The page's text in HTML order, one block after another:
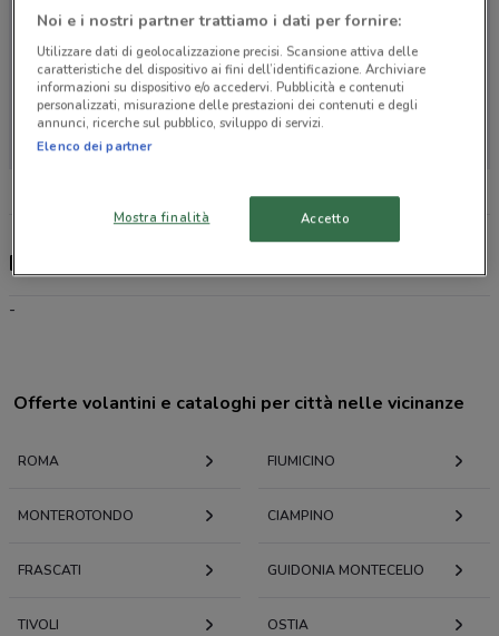
Non ci sono negozi nelle vicinanze
Engie, offerte e negozi
-
Offerte volantini e cataloghi per città nelle vicinanze
ROMA FIUMICINO
MONTEROTONDO CIAMPINO
FRASCATI GUIDONIA MONTECELIO
TIVOLI OSTIA
Noi e i nostri partner trattiamo i dati per fornire:
Utilizzare dati di geolocalizzazione precisi. Scansione attiva delle
caratteristiche del dispositivo ai fini dell’identificazione. Archiviare
informazioni su dispositivo e/o accedervi. Pubblicità e contenuti
personalizzati, misurazione delle prestazioni dei contenuti e degli
annunci, ricerche sul pubblico, sviluppo di servizi.
Elenco dei partner
Mostra finalità Accetto